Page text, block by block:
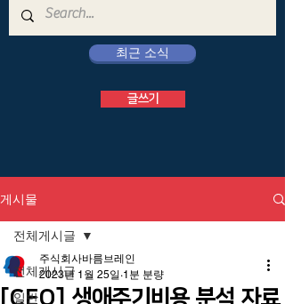
글쓰기
최근 소식
게시물
전체게시글
일반
전체게시글
[CEO] 생애주기비용 분석 자료
주식회사바름브레인
2023년 1월 25일 1분 분량